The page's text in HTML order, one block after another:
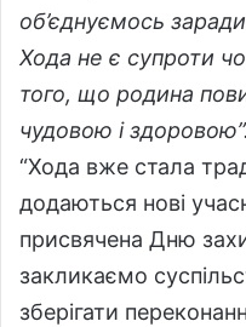
об’єднуємось
Хода не є супроти
того, що родина
чудовою і здоровою”.
“Хода вже стала
додаються нові
присвячена Дню
закликаємо
зберігати